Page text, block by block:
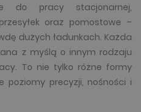
do pracy stacjonarnej,
oraz pomostowe –
dużych ładunkach. Każda
z myślą o innym rodzaju
To nie tylko różne formy
poziomy precyzji, nośności i